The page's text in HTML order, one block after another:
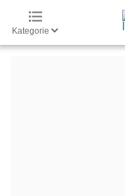
Kategorie